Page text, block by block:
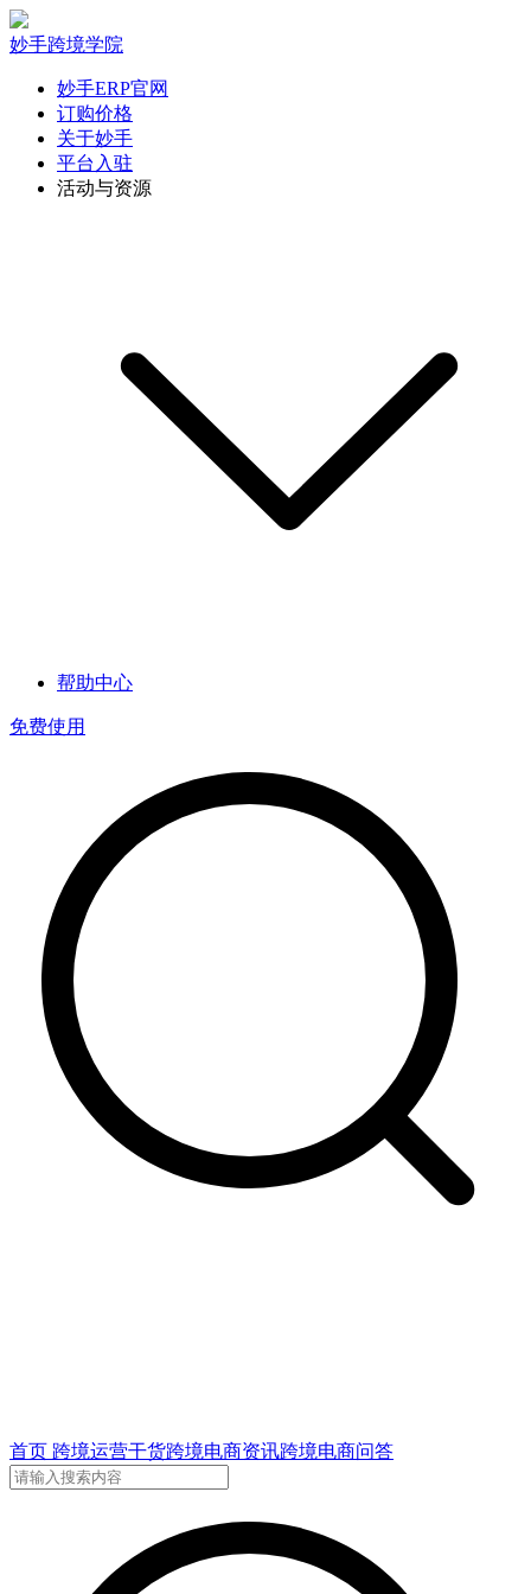
妙手跨境学院
妙手ERP官网
订购价格
关于妙手
平台入驻
活动与资源
帮助中心
免费使用
首页 跨境运营干货跨境电商资讯跨境电商问答